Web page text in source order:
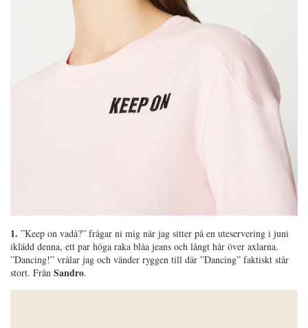
1. ”Keep on vadå?” frågar ni mig när jag sitter på en uteservering i juni
iklädd denna, ett par höga raka blåa jeans och långt hår över axlarna.
”Dancing!” vrålar jag och vänder ryggen till där ”Dancing” faktiskt står
stort. Från Sandro.